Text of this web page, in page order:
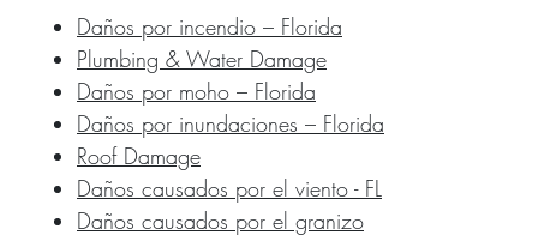
Daños por incendio – Florida
Plumbing & Water Damage
Daños por moho – Florida
Daños por inundaciones – Florida
Roof Damage
Daños causados por el viento - FL
Daños causados por el granizo